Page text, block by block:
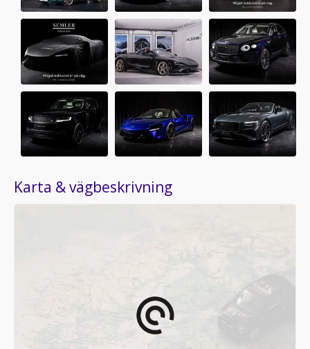
Karta & vägbeskrivning